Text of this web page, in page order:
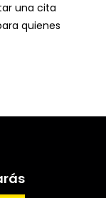
una cita
quienes